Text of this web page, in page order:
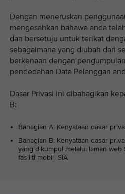
Dengan meneruskan
mengesahkan bahawa anda
dan bersetuju untuk terikat
sebagaimana yang diubah dari
berkenaan dengan
pendedahan Data Pelanggan
Dasar Privasi ini dibahagikan
B:
Bahagian A: Kenyataan dasar
Bahagian B: Kenyataan dasar
yang dikumpul melalui laman web
fasiliti mobil SIA